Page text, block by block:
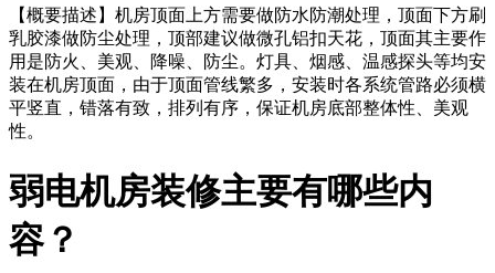
【概要描述】 机房顶面上方需要做防水防潮处理，顶面下方刷
乳胶漆做防尘处理，顶部建议做微孔铝扣天花，顶面其主要作
用是防火、美观、降噪、防尘。灯具、烟感、温感探头等均安
装在机房顶面，由于顶面管线繁多，安装时各系统管路必须横
平竖直，错落有致，排列有序，保证机房底部整体性、美观
性。
弱电机房装修主要有哪些内
容？